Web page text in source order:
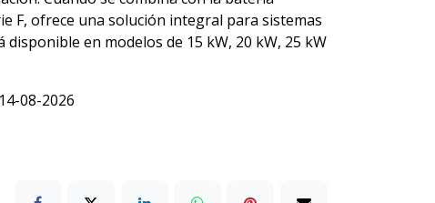
F, ofrece una solución integral para sistemas
disponible en modelos de 15 kW, 20 kW, 25 kW
14-08-2026